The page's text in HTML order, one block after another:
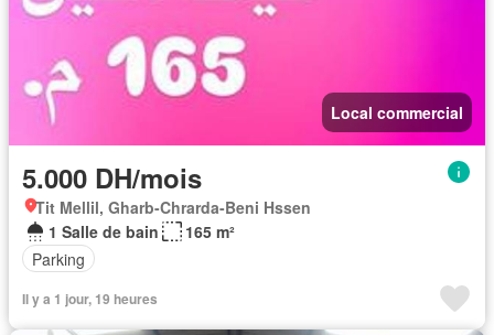
Local commercial
5.000 DH/mois
Tit Mellil, Gharb-Chrarda-Beni Hssen
1 Salle de bain
165 m²
Parking
Il y a 1 jour, 19 heures